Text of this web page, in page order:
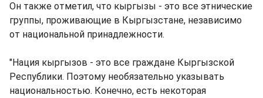
Он также отметил, что кыргызы - это все этнические
группы, проживающие в Кыргызстане, независимо
от национальной принадлежности.
"Нация кыргызов - это все граждане Кыргызской
Республики. Поэтому необязательно указывать
национальностью. Конечно, есть некоторая